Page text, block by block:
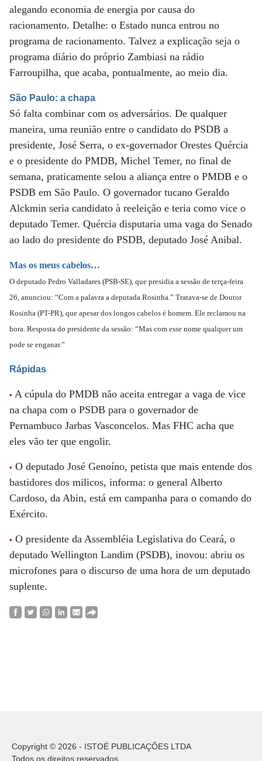
alegando economia de energia por causa do
racionamento. Detalhe: o Estado nunca entrou no
programa de racionamento. Talvez a explicação seja o
programa diário do próprio Zambiasi na rádio
Farroupilha, que acaba, pontualmente, ao meio dia.
São Paulo: a chapa
Só falta combinar com os adversários. De qualquer
maneira, uma reunião entre o candidato do PSDB a
presidente, José Serra, o ex-governador Orestes Quércia
e o presidente do PMDB, Michel Temer, no final de
semana, praticamente selou a aliança entre o PMDB e o
PSDB em São Paulo. O governador tucano Geraldo
Alckmin seria candidato à reeleição e teria como vice o
deputado Temer. Quércia disputaria uma vaga do Senado
ao lado do presidente do PSDB, deputado José Anibal.
Mas os meus cabelos…
O deputado Pedro Valladares (PSB-SE), que presidia a sessão de terça-feira
26, anunciou: “Com a palavra a deputada Rosinha.” Tratava-se de Doutor
Rosinha (PT-PR), que apesar dos longos cabelos é homem. Ele reclamou na
hora. Resposta do presidente da sessão: “Mas com esse nome qualquer um
pode se enganar.”
Rápidas
• A cúpula do PMDB não aceita entregar a vaga de vice
na chapa com o PSDB para o governador de
Pernambuco Jarbas Vasconcelos. Mas FHC acha que
eles vão ter que engolir.
• O deputado José Genoíno, petista que mais entende dos
bastidores dos milicos, informa: o general Alberto
Cardoso, da Abin, está em campanha para o comando do
Exército.
• O presidente da Assembléia Legislativa do Ceará, o
deputado Wellington Landim (PSDB), inovou: abriu os
microfones para o discurso de uma hora de um deputado
suplente.
Copyright © 2026 - ISTOÉ PUBLICAÇÕES LTDA
Todos os direitos reservados.